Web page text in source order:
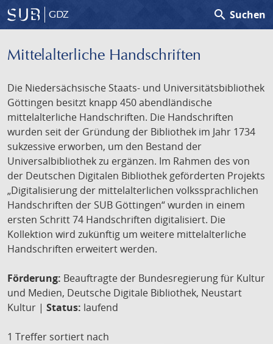
GDZ search Suchen
Mittelalterliche Handschriften
Die Niedersächsische Staats- und Universitätsbibliothek
Göttingen besitzt knapp 450 abendländische
mittelalterliche Handschriften. Die Handschriften
wurden seit der Gründung der Bibliothek im Jahr 1734
sukzessive erworben, um den Bestand der
Universalbibliothek zu ergänzen. Im Rahmen des von
der Deutschen Digitalen Bibliothek geförderten Projekts
„Digitalisierung der mittelalterlichen volkssprachlichen
Handschriften der SUB Göttingen“ wurden in einem
ersten Schritt 74 Handschriften digitalisiert. Die
Kollektion wird zukünftig um weitere mittelalterliche
Handschriften erweitert werden.
Förderung: Beauftragte der Bundesregierung für Kultur
und Medien, Deutsche Digitale Bibliothek, Neustart
Kultur | Status: laufend
1 Treffer sortiert nach